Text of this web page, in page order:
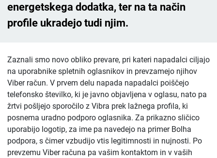
energetskega dodatka, ter na ta način
profile ukradejo tudi njim.
Zaznali smo novo obliko prevare, pri kateri napadalci ciljajo
na uporabnike spletnih oglasnikov in prevzamejo njihov
Viber račun. V prvem delu napada napadalci poiščejo
telefonsko številko, ki je javno objavljena v oglasu, nato pa
žrtvi pošljejo sporočilo z Vibra prek lažnega profila, ki
posnema uradno podporo oglasnika. Za prikazno sličico
uporabijo logotip, za ime pa navedejo na primer Bolha
podpora, s čimer vzbudijo vtis legitimnosti in nujnosti. Po
prevzemu Viber računa pa vašim kontaktom in v vaših